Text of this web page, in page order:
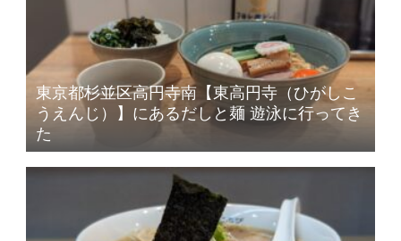
東京都杉並区高円寺南【東高円寺（ひがしこ
うえんじ）】にあるだしと麺 遊泳に行ってき
た